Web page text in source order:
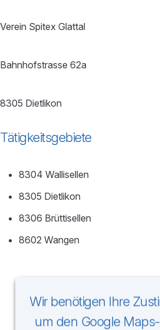
Verein Spitex Glattal
Bahnhofstrasse 62a
8305 Dietlikon
Tätigkeitsgebiete
8304 Wallisellen
8305 Dietlikon
8306 Brüttisellen
8602 Wangen
Wir benötigen Ihre
um den Google